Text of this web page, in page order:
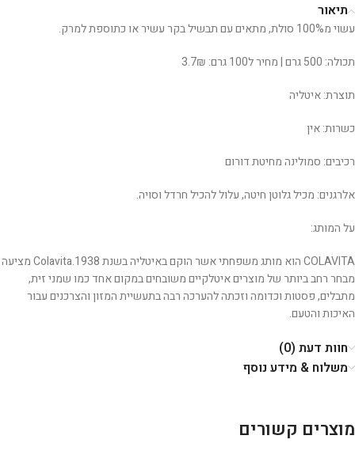
תיאור
עשוי מ100% סולת, מתאים עם תבשיל בקר עשיר או כתוספת למרק.
תכולה: 500 גרם | מחיר ל100 גרם: 3.7₪
תוצרת: איטליה
כשרות: אין
רכיבים: סמולינה מחיטת דורום
אלרגנים: מכיל גלוטן חיטה, עלול להכיל חרדל וסויה.
על המותג:
COLAVITA הוא מותג משפחתי אשר הוקם באיטליה בשנת 1938.Colavita מציעה
מבחר רחב ביותר של מוצרים איטלקיים משובחים במקום אחד כמו שמני זית,
מתבלים, פסטות וכדומה וזכתה להערכה רבה בתעשיית המזון והצרכנים עבור
האיכות והטעם.
חוות דעת (0)
משלוח & מידע נוסף
מוצרים קשורים